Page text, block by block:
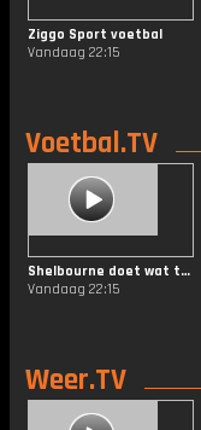
Ziggo Sport voetbal
Vandaag 22:15
Voetbal.TV
Shelbourne doet wat terug!
Vandaag 22:15
Weer.TV